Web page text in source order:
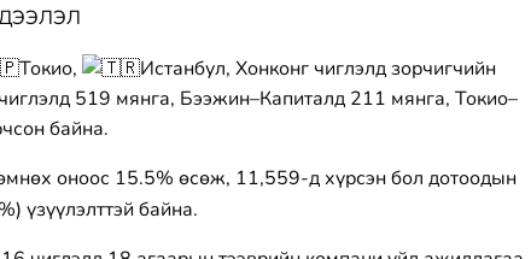
Токио,
Истанбул, Хонконг чиглэлд зорчигчийн
519 мянга, Бээжин–Капиталд 211 мянга, Токио–
байна.
оноос 15.5% өсөж, 11,559-д хүрсэн бол дотоодын
үзүүлэлттэй байна.